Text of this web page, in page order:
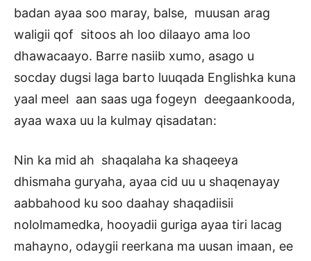
badan ayaa soo maray, balse, muusan arag
waligii qof sitoos ah loo dilaayo ama loo
dhawacaayo. Barre nasiib xumo, asago u
socday dugsi laga barto luuqada Englishka kuna
yaal meel aan saas uga fogeyn deegaankooda,
ayaa waxa uu la kulmay qisadatan:
Nin ka mid ah shaqalaha ka shaqeeya
dhismaha guryaha, ayaa cid uu u shaqenayay
aabbahood ku soo daahay shaqadiisii
nololmamedka, hooyadii guriga ayaa tiri lacag
mahayno, odaygii reerkana ma uusan imaan, ee